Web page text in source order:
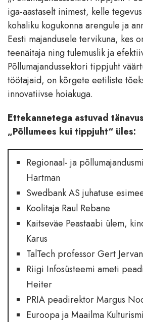
iga-aastaselt inimest, kelle
kohaliku kogukonna arengule ja
Eesti majandusele tervikuna, kes
teenäitaja ning tulemuslik ja
Põllumajandussektori tippjuht
töötajaid, on kõrgete eetiliste
innovatiivse hoiakuga.
Ettekannetega astuvad
„Põllumees kui tippjuht“ üles:
Regionaal- ja
Hartman
Swedbank AS juhatuse
Koolitaja Raul Rebane
Kaitseväe Peastaabi ülem,
Karus
TalTech professor Gert Jervan
Riigi Infosüsteemi ameti
Heiter
PRIA peadirektor Margus
Euroopa ja Maailma